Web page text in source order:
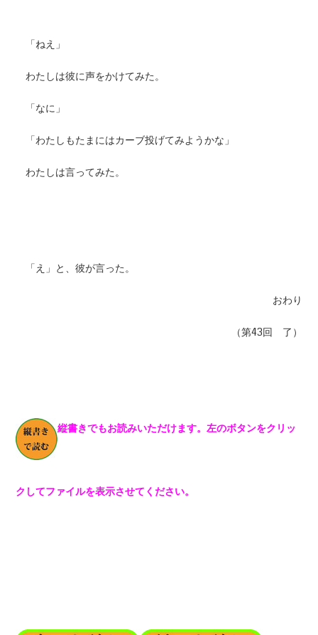
「ねえ」
わたしは彼に声をかけてみた。
「なに」
「わたしもたまにはカーブ投げてみようかな」
わたしは言ってみた。
「え」と、彼が言った。
おわり
（第43回 了）
縦書きでもお読みいただけます。左のボタンをクリッ
クしてファイルを表示させてください。